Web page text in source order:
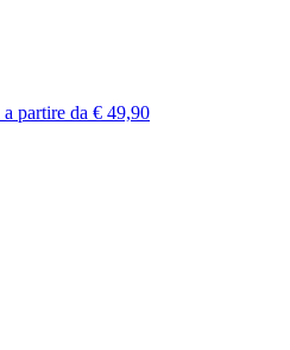
a partire da € 49,90